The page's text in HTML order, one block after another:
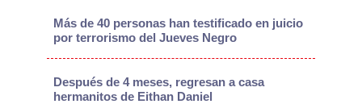
Más de 40 personas han testificado en juicio
por terrorismo del Jueves Negro
Después de 4 meses, regresan a casa
hermanitos de Eithan Daniel